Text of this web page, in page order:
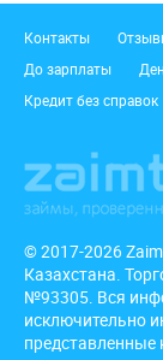
Подвал
Контакты
До зарплаты
Кредит без справок
© 2017-2026
Казахстана.
№93305. Вся
исключительно